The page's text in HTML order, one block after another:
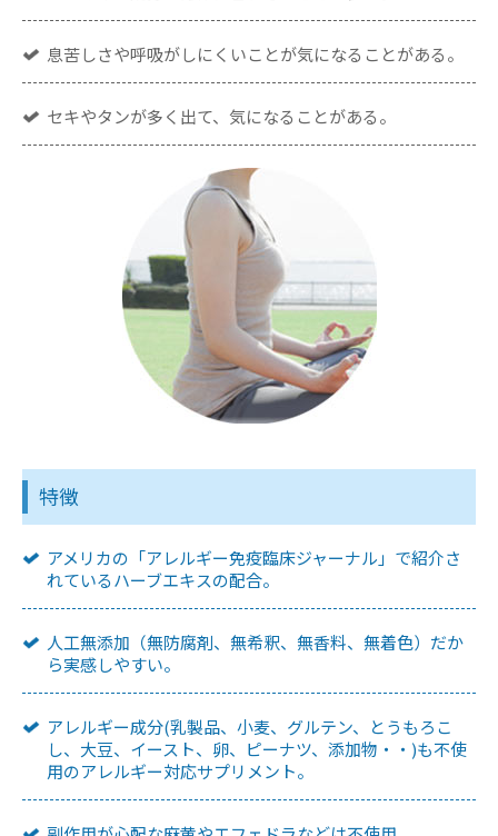
息苦しさや呼吸がしにくいことが気になることがある。
セキやタンが多く出て、気になることがある。
特徴
アメリカの「アレルギー免疫臨床ジャーナル」で紹介さ
れているハーブエキスの配合。
人工無添加（無防腐剤、無希釈、無香料、無着色）だか
ら実感しやすい。
アレルギー成分(乳製品、小麦、グルテン、とうもろこ
し、大豆、イースト、卵、ピーナツ、添加物・・)も不使
用のアレルギー対応サプリメント。